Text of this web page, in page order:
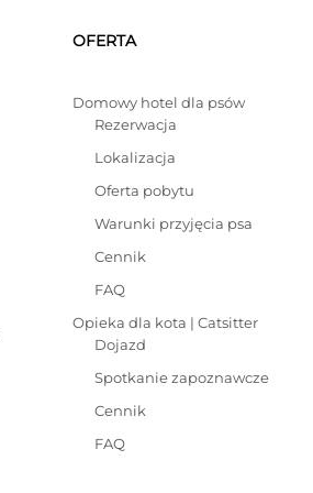
OFERTA
Domowy hotel dla psów
Rezerwacja
Lokalizacja
Oferta pobytu
Warunki przyjęcia psa
Cennik
FAQ
Opieka dla kota | Catsitter
Dojazd
Spotkanie zapoznawcze
Cennik
FAQ